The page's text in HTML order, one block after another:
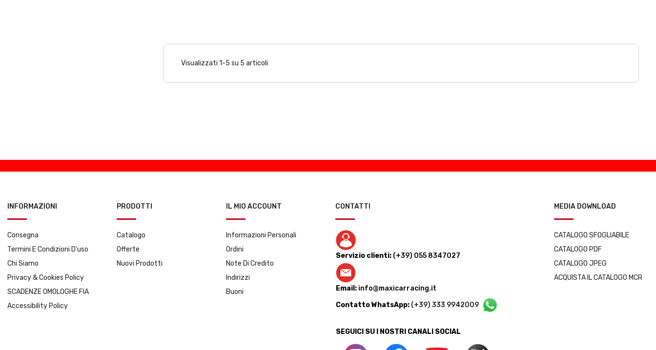
Visualizzati 1-5 su 5 articoli
INFORMAZIONI
Consegna
Termini E Condizioni D'uso
Chi Siamo
Privacy & Cookies Policy
SCADENZE OMOLOGHE FIA
Accessibility Policy
PRODOTTI
Catalogo
Offerte
Nuovi Prodotti
IL MIO ACCOUNT
Informazioni Personali
Ordini
Note Di Credito
Indirizzi
Buoni
CONTATTI
Servizio clienti: (+39) 055 8347027
Email: info@maxicarracing.it
Contatto WhatsApp: (+39) 333 9942009
SEGUICI SU I NOSTRI CANALI SOCIAL
MEDIA DOWNLOAD
CATALOGO SFOGLIABILE
CATALOGO PDF
CATALOGO JPEG
ACQUISTA IL CATALOGO MCR